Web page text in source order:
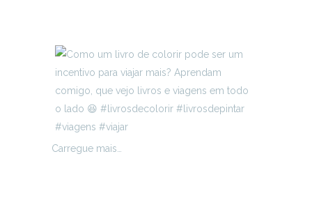
Carregue mais…